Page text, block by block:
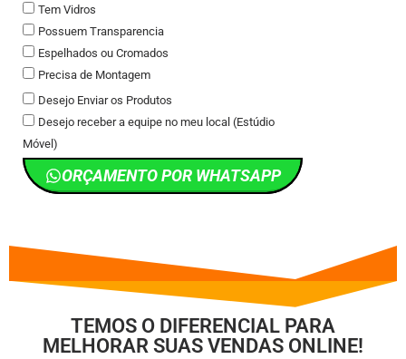
Tem Vidros
Possuem Transparencia
Espelhados ou Cromados
Precisa de Montagem
Desejo Enviar os Produtos
Desejo receber a equipe no meu local (Estúdio
Móvel)
ORÇAMENTO POR WHATSAPP
TEMOS O DIFERENCIAL PARA
MELHORAR SUAS VENDAS ONLINE!